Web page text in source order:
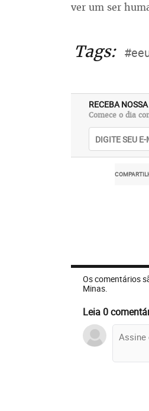
ver um ser
Tags:
RECEBA
Comece o dia
Os comentários
Minas.
Leia 0